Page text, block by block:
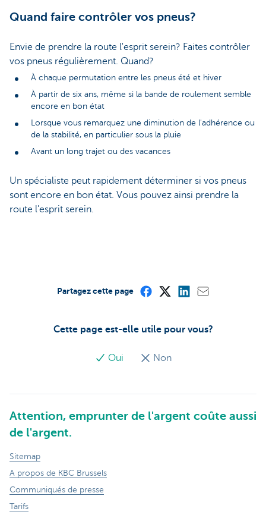
Quand faire contrôler vos pneus?
Envie de prendre la route l'esprit serein? Faites contrôler
vos pneus régulièrement. Quand?
À chaque permutation entre les pneus été et hiver
À partir de six ans, même si la bande de roulement semble
encore en bon état
Lorsque vous remarquez une diminution de l'adhérence ou
de la stabilité, en particulier sous la pluie
Avant un long trajet ou des vacances
Un spécialiste peut rapidement déterminer si vos pneus
sont encore en bon état. Vous pouvez ainsi prendre la
route l'esprit serein.
Cette page est-elle utile pour vous?
Oui Non
Partagez cette page
Attention, emprunter de l'argent coûte aussi
de l'argent.
Sitemap
A propos de KBC Brussels
Communiqués de presse
Tarifs